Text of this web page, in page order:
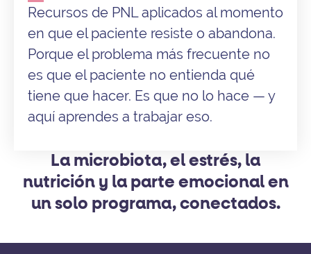
Recursos de PNL aplicados al momento
en que el paciente resiste o abandona.
Porque el problema más frecuente no
es que el paciente no entienda qué
tiene que hacer. Es que no lo hace — y
aquí aprendes a trabajar eso.
La microbiota, el estrés, la
nutrición y la parte emocional en
un solo programa, conectados.